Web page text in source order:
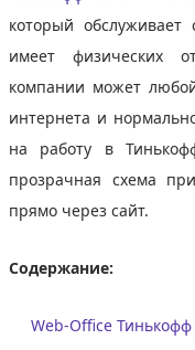
который
имеет физических
компании может
интернета и
на работу в
прозрачная схема
прямо через сайт.
Содержание:
Web-Office Тинькофф